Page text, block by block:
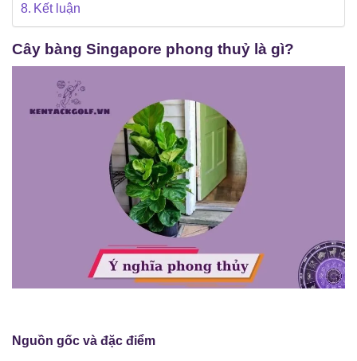
Kết luận
Cây bàng Singapore phong thuỷ là gì?
Nguồn gốc và đặc điểm